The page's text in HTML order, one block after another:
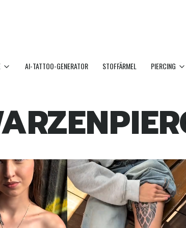
AI-TATTOO-GENERATOR STOFFÄRMEL PIERCING